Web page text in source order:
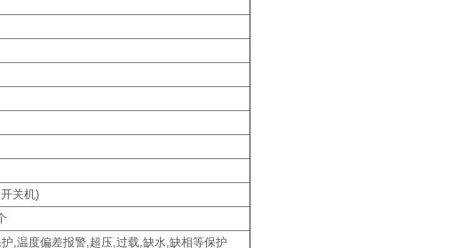
关机)
,温度偏差报警,超压,过载,缺水,缺相等保护